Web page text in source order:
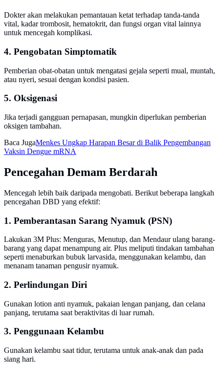
Dokter akan melakukan pemantauan ketat terhadap tanda-tanda
vital, kadar trombosit, hematokrit, dan fungsi organ vital lainnya
untuk mencegah komplikasi.
4. Pengobatan Simptomatik
Pemberian obat-obatan untuk mengatasi gejala seperti mual, muntah,
atau nyeri, sesuai dengan kondisi pasien.
5. Oksigenasi
Jika terjadi gangguan pernapasan, mungkin diperlukan pemberian
oksigen tambahan.
Baca JugaMenkes Ungkap Harapan Besar di Balik Pengembangan
Vaksin Dengue mRNA
Pencegahan Demam Berdarah
Mencegah lebih baik daripada mengobati. Berikut beberapa langkah
pencegahan DBD yang efektif:
1. Pemberantasan Sarang Nyamuk (PSN)
Lakukan 3M Plus: Menguras, Menutup, dan Mendaur ulang barang-
barang yang dapat menampung air. Plus meliputi tindakan tambahan
seperti menaburkan bubuk larvasida, menggunakan kelambu, dan
menanam tanaman pengusir nyamuk.
2. Perlindungan Diri
Gunakan lotion anti nyamuk, pakaian lengan panjang, dan celana
panjang, terutama saat beraktivitas di luar rumah.
3. Penggunaan Kelambu
Gunakan kelambu saat tidur, terutama untuk anak-anak dan pada
siang hari.